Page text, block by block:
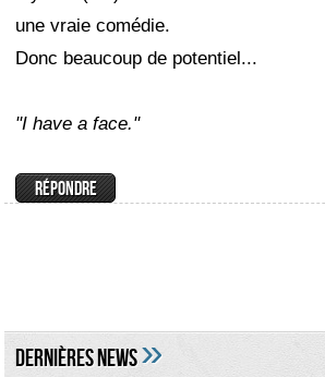
une vraie comédie.
Donc beaucoup de potentiel...
"I have a face."
DERNIÈRES NEWS»